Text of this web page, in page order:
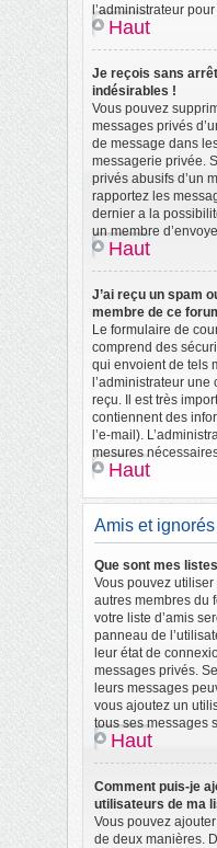
l’administrateur
Haut
Je reçois sans
indésirables !
Vous pouvez
messages privés
de message dans
messagerie privée.
privés abusifs d’un
rapportez les
dernier a la
un membre
Haut
J’ai reçu un spam
membre de ce
Le formulaire de
comprend des
qui envoient de tels
l’administrateur une
reçu. Il est très
contiennent des
l’e-mail).
mesures
Haut
Amis et ignorés
Que sont mes
Vous pouvez
autres membres du
votre liste d’amis
panneau de
leur état de
messages privés.
leurs messages
vous ajoutez un
tous ses messages
Haut
Comment puis-je
utilisateurs de ma
Vous pouvez
de deux manières.